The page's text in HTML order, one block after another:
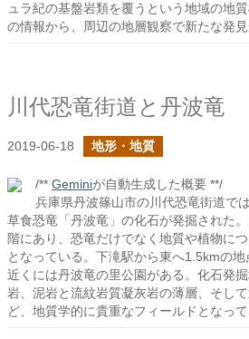
ュラ紀の基盤岩類を覆うという地域の地
の情報から、周辺の地層観察で新たな発見
川代恐竜街道と丹波竜
2019-06-18 地形・地質
/** Geminiが自動生成した概要 **/
兵庫県丹波篠山市の川代恐竜街道で
草食恐竜「丹波竜」の化石が発掘された
階にあり、恐竜だけでなく地質や植物に
となっている。下滝駅から東へ1.5kmの地
近くには丹波竜の里公園がある。化石発
岩、泥岩と流紋岩質凝灰岩の薄層、そし
ど、地質学的に貴重なフィールドとなって